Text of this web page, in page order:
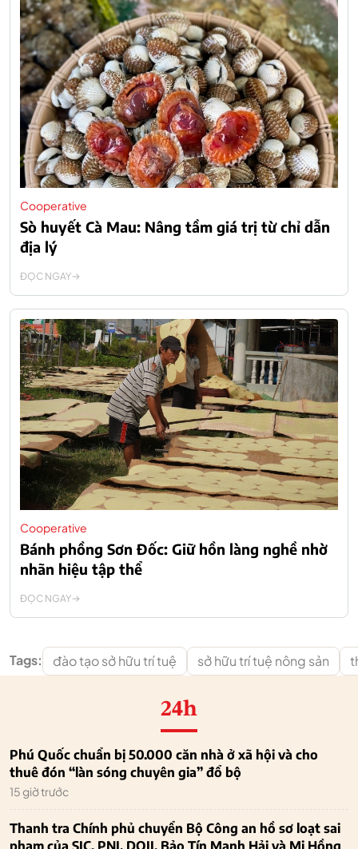
Cooperative
Sò huyết Cà Mau: Nâng tầm giá trị từ chỉ dẫn
địa lý
ĐỌC NGAY
Cooperative
Bánh phồng Sơn Đốc: Giữ hồn làng nghề nhờ
nhãn hiệu tập thể
ĐỌC NGAY
Tags: đào tạo sở hữu trí tuệ sở hữu trí tuệ nông sản
24h
Phú Quốc chuẩn bị 50.000 căn nhà ở xã hội và cho
thuê đón “làn sóng chuyên gia” đổ bộ
15 giờ trước
Thanh tra Chính phủ chuyển Bộ Công an hồ sơ loạt sai